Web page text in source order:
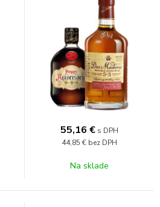
55,16 € s DPH
44,85 € bez DPH
Na sklade